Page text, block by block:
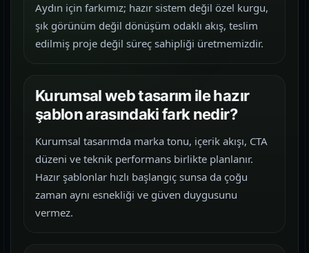
Aydın için farkımız; hazır sistem değil özel kurgu,
şık görünüm değil dönüşüm odaklı akış, teslim
edilmiş proje değil süreç sahipliği üretmemizdir.
Kurumsal web tasarım ile hazır
şablon arasındaki fark nedir?
Kurumsal tasarımda marka tonu, içerik akışı, CTA
düzeni ve teknik performans birlikte planlanır.
Hazır şablonlar hızlı başlangıç sunsa da çoğu
zaman aynı esnekliği ve güven duygusunu
vermez.